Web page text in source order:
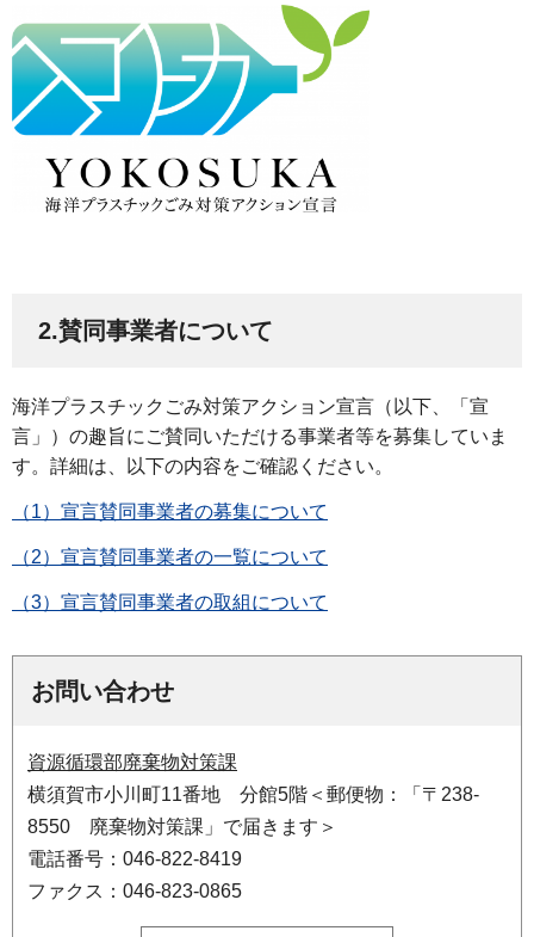
2.賛同事業者について
海洋プラスチックごみ対策アクション宣言（以下、「宣
言」）の趣旨にご賛同いただける事業者等を募集していま
す。詳細は、以下の内容をご確認ください。
（1）宣言賛同事業者の募集について
（2）宣言賛同事業者の一覧について
（3）宣言賛同事業者の取組について
お問い合わせ
資源循環部廃棄物対策課
横須賀市小川町11番地 分館5階＜郵便物：「〒238-
8550 廃棄物対策課」で届きます＞
電話番号：046-822-8419
ファクス：046-823-0865